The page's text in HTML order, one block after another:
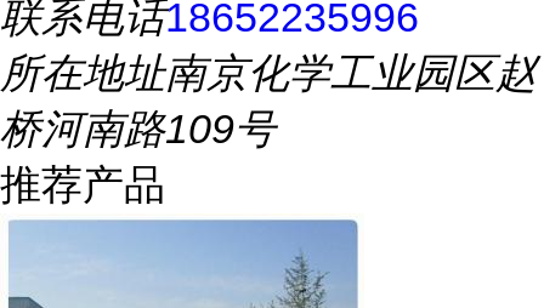
联系电话18652235996
所在地址南京化学工业园区赵
桥河南路109号
推荐产品